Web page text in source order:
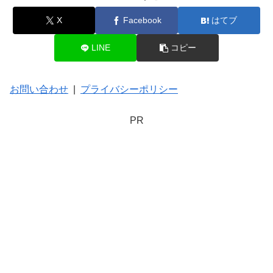
X Facebook はてブ
LINE コピー
お問い合わせ プライバシーポリシー
PR